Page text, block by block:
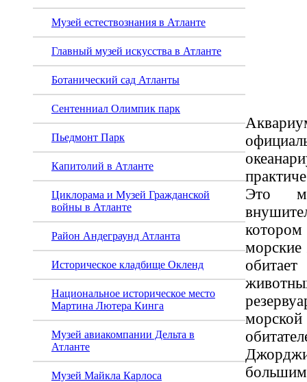
Музей естествознания в Атланте
Главный музей искусства в Атланте
Ботанический сад Атланты
Сентенниал Олимпик парк
Пьедмонт Парк
Капитолий в Атланте
Циклорама и Музей Гражданской
войны в Атланте
Район Андеграунд Атланта
Историческое кладбище Окленд
Национальное историческое место
Мартина Лютера Кинга
Музей авиакомпании Дельта в
Атланте
Музей Майкла Карлоса
Это
морские